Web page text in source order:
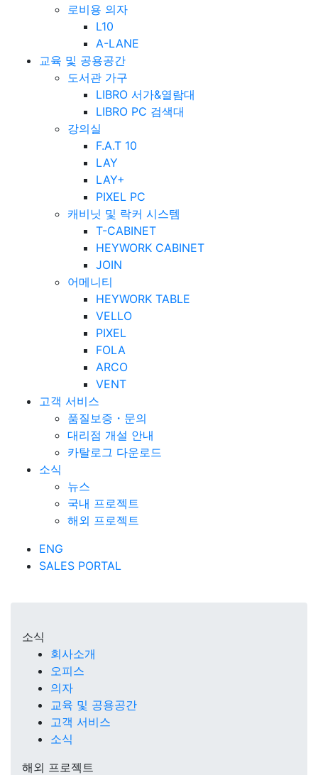
로비용 의자
L10
A-LANE
교육 및 공용공간
도서관 가구
LIBRO 서가&열람대
LIBRO PC 검색대
강의실
F.A.T 10
LAY
LAY+
PIXEL PC
캐비닛 및 락커 시스템
T-CABINET
HEYWORK CABINET
JOIN
어메니티
HEYWORK TABLE
VELLO
PIXEL
FOLA
ARCO
VENT
고객 서비스
품질보증・문의
대리점 개설 안내
카탈로그 다운로드
소식
뉴스
국내 프로젝트
해외 프로젝트
ENG
SALES PORTAL
소식
회사소개
오피스
의자
교육 및 공용공간
고객 서비스
소식
해외 프로젝트